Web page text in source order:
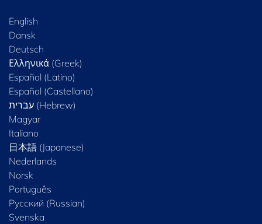
English
Dansk
Deutsch
Ελληνικά (Greek)
Español (Latino)
Español (Castellano)
Magyar
Italiano
日本語 (Japanese)
Nederlands
Norsk
Português
Русский (Russian)
Svenska